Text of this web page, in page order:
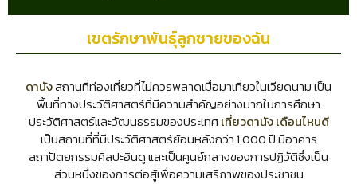
เขตรักษาพันธุ์ลูกชายของฉัน
ดานังสถานที่ท่องเที่ยวที่ไม่ควรพลาดเมื่อมาเที่ยวในเวียดนาม เป็น
พื้นที่ทางประวัติศาสตร์ที่มีความสำคัญอย่างมากในการศึกษา
ประวัติศาสตร์และวัฒนธรรมของประเทศเที่ยวดานัง เดือนไหนดี
เป็นสถานที่ที่มีประวัติศาสตร์ย้อนหลังกว่า 1,000 ปี มีอาคาร
สถาปัตยกรรมศิลปะฮินดู และเป็นศูนย์กลางของการปฏิวัติซึ่งเป็น
ส่วนหนึ่งของการต่อสู้เพื่อความเสรีภาพของประชาชน